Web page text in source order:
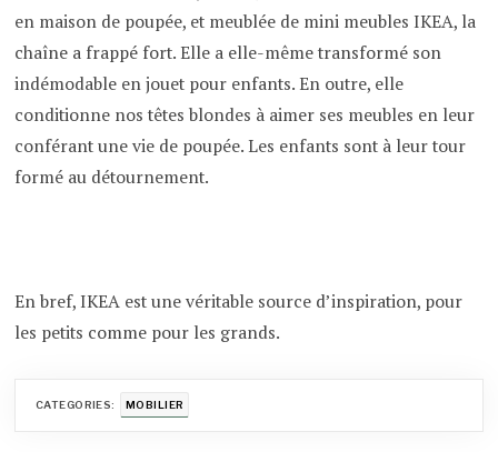
en maison de poupée, et meublée de mini meubles IKEA, la
chaîne a frappé fort. Elle a elle-même transformé son
indémodable en jouet pour enfants. En outre, elle
conditionne nos têtes blondes à aimer ses meubles en leur
conférant une vie de poupée. Les enfants sont à leur tour
formé au détournement.
En bref, IKEA est une véritable source d’inspiration, pour
les petits comme pour les grands.
CATEGORIES: MOBILIER